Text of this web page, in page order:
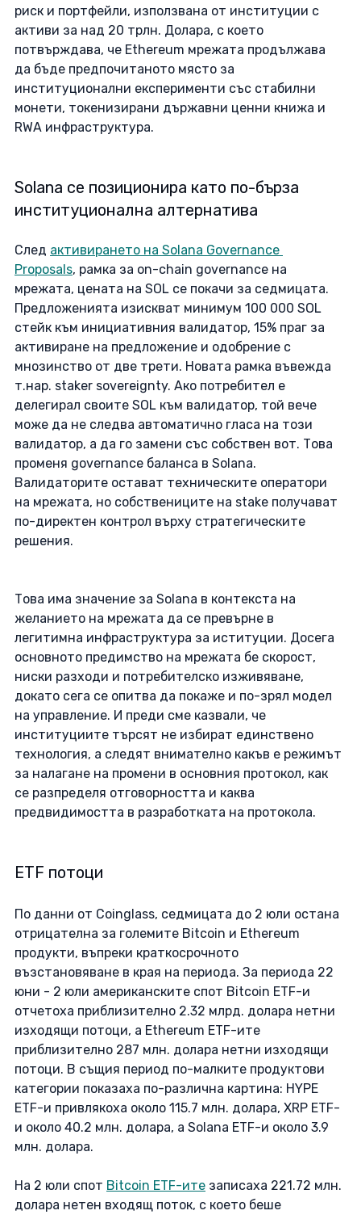
риск и портфейли, използвана от институции с
активи за над 20 трлн. Долара, с което
потвърждава, че Ethereum мрежата продължава
да бъде предпочитаното място за
институционални експерименти със стабилни
монети, токенизирани държавни ценни книжа и
RWA инфраструктура.
Solana се позиционира като по-бърза
институционална алтернатива
След активирането на Solana Governance
Proposals, рамка за on-chain governance на
мрежата, цената на SOL се покачи за седмицата.
Предложенията изискват минимум 100 000 SOL
стейк към инициативния валидатор, 15% праг за
активиране на предложение и одобрение с
мнозинство от две трети. Новата рамка въвежда
т.нар. staker sovereignty. Ако потребител е
делегирал своите SOL към валидатор, той вече
може да не следва автоматично гласа на този
валидатор, а да го замени със собствен вот. Това
променя governance баланса в Solana.
Валидаторите остават техническите оператори
на мрежата, но собствениците на stake получават
по-директен контрол върху стратегическите
решения.
Това има значение за Solana в контекста на
желанието на мрежата да се превърне в
легитимна инфраструктура за иституции. Досега
основното предимство на мрежата бе скорост,
ниски разходи и потребителско изживяване,
докато сега се опитва да покаже и по-зрял модел
на управление. И преди сме казвали, че
институциите търсят не избират единствено
технология, а следят внимателно какъв е режимът
за налагане на промени в основния протокол, как
се разпределя отговорността и каква
предвидимостта в разработката на протокола.
ETF потоци
По данни от Coinglass, седмицата до 2 юли остана
отрицателна за големите Bitcoin и Ethereum
продукти, въпреки краткосрочното
възстановяване в края на периода. За периода 22
юни - 2 юли американските спот Bitcoin ETF-и
отчетоха приблизително 2.32 млрд. долара нетни
изходящи потоци, а Ethereum ETF-ите
приблизително 287 млн. долара нетни изходящи
потоци. В същия период по-малките продуктови
категории показаха по-различна картина: HYPE
ETF-и привлякоха около 115.7 млн. долара, XRP ETF-
и около 40.2 млн. долара, а Solana ETF-и около 3.9
млн. долара.
На 2 юли спот Bitcoin ETF-ите записаха 221.72 млн.
долара нетен входящ поток, с което беше